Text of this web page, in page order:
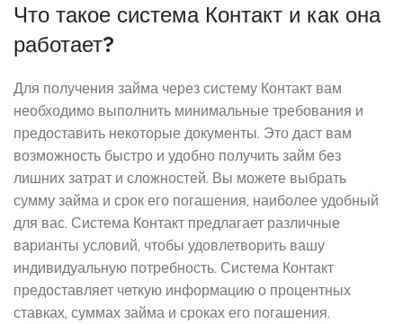
Что такое система Контакт и как она
работает?
Для получения займа через систему Контакт вам
необходимо выполнить минимальные требования и
предоставить некоторые документы. Это даст вам
возможность быстро и удобно получить займ без
лишних затрат и сложностей. Вы можете выбрать
сумму займа и срок его погашения, наиболее удобный
для вас. Система Контакт предлагает различные
варианты условий, чтобы удовлетворить вашу
индивидуальную потребность. Система Контакт
предоставляет четкую информацию о процентных
ставках, суммах займа и сроках его погашения.